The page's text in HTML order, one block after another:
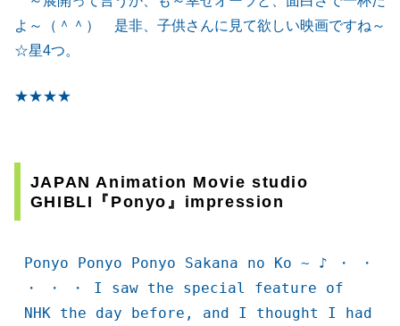
よ～（＾＾） 是非、子供さんに見て欲しい映画ですね～
☆星4つ。
★★★★
JAPAN Animation Movie studio
GHIBLI『 Ponyo 』impression
Ponyo Ponyo Ponyo Sakana no Ko ~ ♪ ・ ・
・ ・ ・ I saw the special feature of
NHK the day before, and I thought I had